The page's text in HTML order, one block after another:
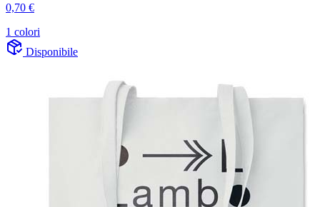
0,70 €
1 colori
Disponibile